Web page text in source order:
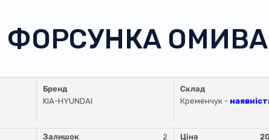
ФОРСУНКА
Бренд
KIA-HYUNDAI
Склад
Кременчук -
Залишок 2 Ціна